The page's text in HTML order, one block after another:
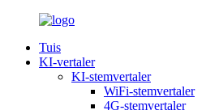
Tuis
KI-vertaler
KI-stemvertaler
WiFi-stemvertaler
4G-stemvertaler